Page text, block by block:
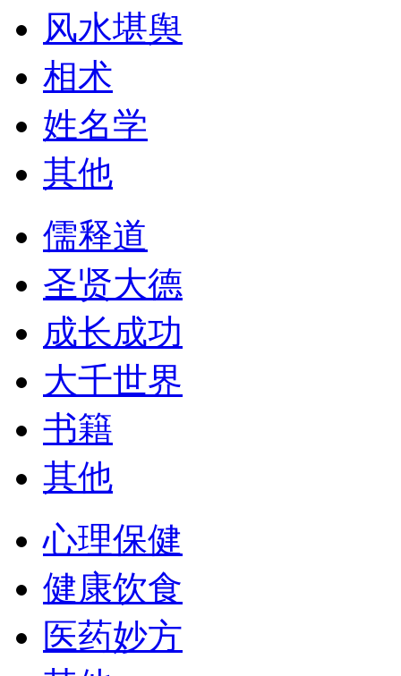
风水堪舆
相术
姓名学
其他
儒释道
圣贤大德
成长成功
大千世界
书籍
其他
心理保健
健康饮食
医药妙方